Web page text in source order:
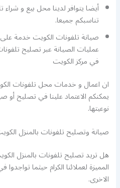
أيضا يتوافر لدينا محل بيع و
تناسبكم جميعا.
صيانة تلفونات الكويت خدمة على
عمليات الصيانة عبر تصليح
في مركز الكويت
ان اعمال و خدمات محل تلفونات
يمكنكم الاعتماد علينا في تصليح أو
نوعيتها.
صيانة وتصليح تلفونات بالمنزل
هل تريد تصليح تلفونات بالمنزل
المميزة لعملائنا الكرام حيثما
الاخرى.